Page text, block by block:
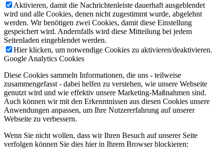
Aktivieren, damit die Nachrichtenleiste dauerhaft ausgeblendet
wird und alle Cookies, denen nicht zugestimmt wurde, abgelehnt
werden. Wir benötigen zwei Cookies, damit diese Einstellung
gespeichert wird. Andernfalls wird diese Mitteilung bei jedem
Seitenladen eingeblendet werden.
Hier klicken, um notwendige Cookies zu aktivieren/deaktivieren.
Google Analytics Cookies
Diese Cookies sammeln Informationen, die uns - teilweise
zusammengefasst - dabei helfen zu verstehen, wie unsere Webseite
genutzt wird und wie effektiv unsere Marketing-Maßnahmen sind.
Auch können wir mit den Erkenntnissen aus diesen Cookies unsere
Anwendungen anpassen, um Ihre Nutzererfahrung auf unserer
Webseite zu verbessern.
Wenn Sie nicht wollen, dass wir Ihren Besuch auf unserer Seite
verfolgen können Sie dies hier in Ihrem Browser blockieren: